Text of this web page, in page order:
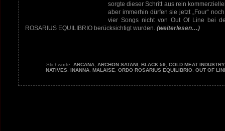
sorgte dieser Schritt aus rein
aber immerhin dürfen sie jetzt „Four“
vier Songs nicht von Out Of Line bei
ROSARIUS EQUILIBRIO berücksichtigt wurden. (weiterlesen…)
Stichworte: ARCANA ARCHON SATANI BLACK 59
COLD MEAT INDUSTRY
NATIVES INANNA MALAISE ORDO ROSARIUS EQUILIBRIO OUT OF